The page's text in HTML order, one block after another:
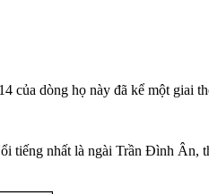
của dòng họ này đã kể một giai
tiếng nhất là ngài Trần Đình Ân,